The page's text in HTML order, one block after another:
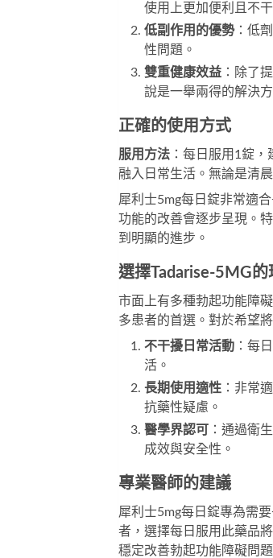
使用上更加便利且不
低副作用的優勢：低
性問題。
雙重健康效益 ：除了
說是一舉兩得的解決方
正確的使用方式
服用方法 ：每日服用1錠
融入日常生活。無論是清
犀利士5mg每日錠非常適
功能的改善會逐步呈現。
到明顯的進步。
選擇Tadarise-5MG的
市面上有多種勃起功能障
多患者的首選。對於希望
不干擾日常活動 ：每
活。
長期使用適性 ：非常
抗藥性疑慮。
醫學界認可
：通過衛
成效與安全性。
專業醫師的建議
犀利士5mg每日錠專為需
者，選擇每日服用此藥品
穩定改善勃起功能障礙問